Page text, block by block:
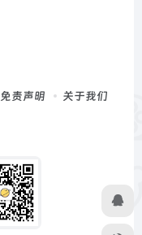
免责声明
关于我们